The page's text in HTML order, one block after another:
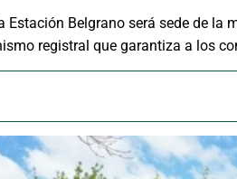
Estación Belgrano será sede de
registral que garantiza a los